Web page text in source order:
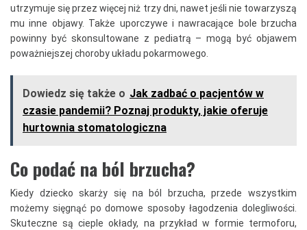
utrzymuje się przez więcej niż trzy dni, nawet jeśli nie towarzyszą
mu inne objawy. Także uporczywe i nawracające bole brzucha
powinny być skonsultowane z pediatrą – mogą być objawem
poważniejszej choroby układu pokarmowego.
Dowiedz się także o Jak zadbać o pacjentów w
czasie pandemii? Poznaj produkty, jakie oferuje
hurtownia stomatologiczna
Co podać na ból brzucha?
Kiedy dziecko skarży się na ból brzucha, przede wszystkim
możemy sięgnąć po domowe sposoby łagodzenia dolegliwości.
Skuteczne są cieple okłady, na przykład w formie termoforu,